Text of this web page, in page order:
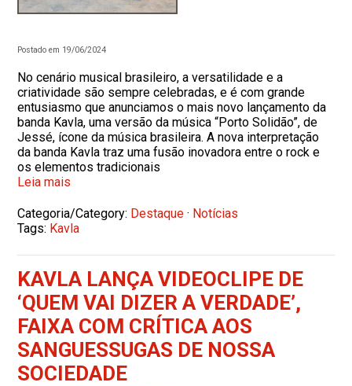
Postado em 19/06/2024
No cenário musical brasileiro, a versatilidade e a
criatividade são sempre celebradas, e é com grande
entusiasmo que anunciamos o mais novo lançamento da
banda Kavla, uma versão da música “Porto Solidão”, de
Jessé, ícone da música brasileira. A nova interpretação
da banda Kavla traz uma fusão inovadora entre o rock e
os elementos tradicionais
Leia mais
Categoria/Category: Destaque · Notícias
Tags: Kavla
KAVLA LANÇA VIDEOCLIPE DE
‘QUEM VAI DIZER A VERDADE’,
FAIXA COM CRÍTICA AOS
SANGUESSUGAS DE NOSSA
SOCIEDADE